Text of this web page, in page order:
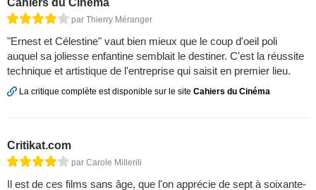
Cahiers du Cinéma
par Thierry Méranger
"Ernest et Célestine" vaut bien mieux que le coup d'oeil poli
auquel sa joliesse enfantine semblait le destiner. C'est la réussite
technique et artistique de l'entreprise qui saisit en premier lieu.
La critique complète est disponible sur le site Cahiers du Cinéma
Critikat.com
par Carole Millerili
Il est de ces films sans âge, que l'on apprécie de sept à soixante-